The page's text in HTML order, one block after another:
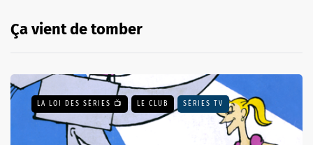
Ça vient de tomber
LA LOI DES SÉRIES 📺 LE CLUB SÉRIES TV